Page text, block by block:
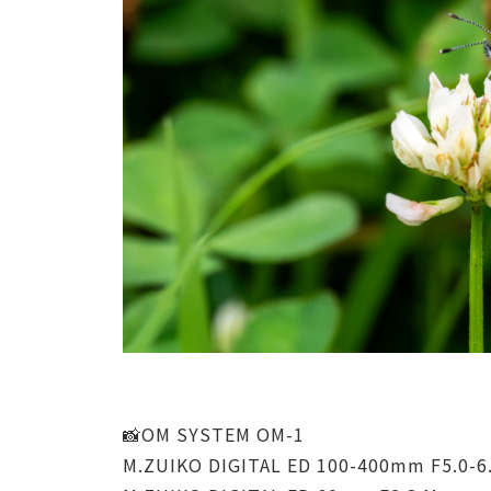
📸OM SYSTEM OM-1
M.ZUIKO DIGITAL ED 100-400mm F5.0-